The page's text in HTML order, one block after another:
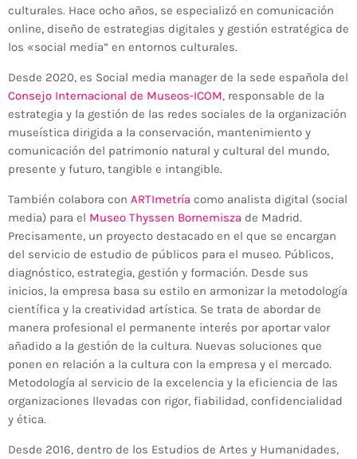
culturales. Hace ocho años, se especializó en comunicación
online, diseño de estrategias digitales y gestión estratégica de
los «social media” en entornos culturales.
Desde 2020, es Social media manager de la sede española del
Consejo Internacional de Museos-ICOM, responsable de la
estrategia y la gestión de las redes sociales de la organización
museística dirigida a la conservación, mantenimiento y
comunicación del patrimonio natural y cultural del mundo,
presente y futuro, tangible e intangible.
También colabora con ARTImetría como analista digital (social
media) para el Museo Thyssen Bornemisza de Madrid.
Precisamente, un proyecto destacado en el que se encargan
del servicio de estudio de públicos para el museo. Públicos,
diagnóstico, estrategia, gestión y formación. Desde sus
inicios, la empresa basa su estilo en armonizar la metodología
científica y la creatividad artística. Se trata de abordar de
manera profesional el permanente interés por aportar valor
añadido a la gestión de la cultura. Nuevas soluciones que
ponen en relación a la cultura con la empresa y el mercado.
Metodología al servicio de la excelencia y la eficiencia de las
organizaciones llevadas con rigor, fiabilidad, confidencialidad
y ética.
Desde 2016, dentro de los Estudios de Artes y Humanidades,